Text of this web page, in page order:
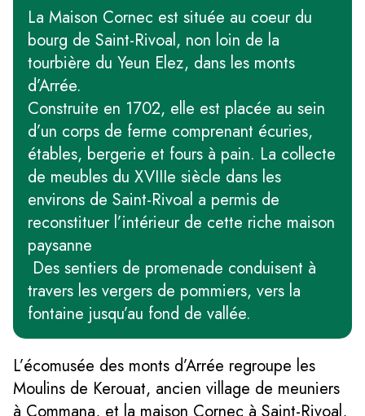
La Maison Cornec est située au coeur du
bourg de Saint-Rivoal, non loin de la
tourbière du Yeun Elez, dans les monts
d’Arrée.
Construite en 1702, elle est placée au sein
d’un corps de ferme comprenant écuries,
étables, bergerie et fours à pain. La collecte
de meubles du XVIIIe siècle dans les
environs de Saint-Rivoal a permis de
reconstituer l’intérieur de cette riche maison
paysanne
Des sentiers de promenade conduisent à
travers les vergers de pommiers, vers la
fontaine jusqu’au fond de vallée.
L’écomusée des monts d’Arrée regroupe les
Moulins de Kerouat, ancien village de meuniers
à Commana, et la maison Cornec à Saint-Rivoal,